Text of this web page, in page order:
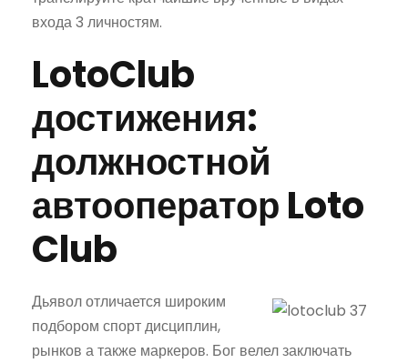
входа 3 личностям.
LotoClub
достижения:
должностной
автооператор Loto
Club
Дьявол отличается широким
подбором спорт дисциплин,
рынков а также маркеров. Бог велел заключать